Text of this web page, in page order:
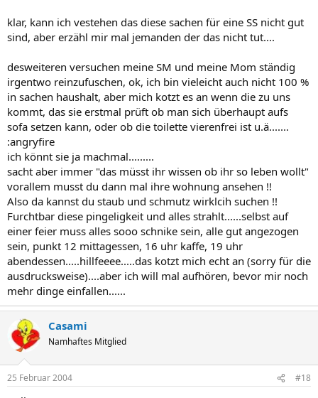
klar, kann ich vestehen das diese sachen für eine SS nicht gut
sind, aber erzähl mir mal jemanden der das nicht tut....
desweiteren versuchen meine SM und meine Mom ständig
irgentwo reinzufuschen, ok, ich bin vieleicht auch nicht 100 %
in sachen haushalt, aber mich kotzt es an wenn die zu uns
kommt, das sie erstmal prüft ob man sich überhaupt aufs
sofa setzen kann, oder ob die toilette vierenfrei ist u.ä.......
:angryfire
ich könnt sie ja machmal.........
sacht aber immer "das müsst ihr wissen ob ihr so leben wollt"
vorallem musst du dann mal ihre wohnung ansehen !!
Also da kannst du staub und schmutz wirklcih suchen !!
Furchtbar diese pingeligkeit und alles strahlt......selbst auf
einer feier muss alles sooo schnike sein, alle gut angezogen
sein, punkt 12 mittagessen, 16 uhr kaffe, 19 uhr
abendessen.....hillfeeee.....das kotzt mich echt an (sorry für die
ausdrucksweise)....aber ich will mal aufhören, bevor mir noch
mehr dinge einfallen......
Casami
Namhaftes Mitglied
25 Februar 2004 #18